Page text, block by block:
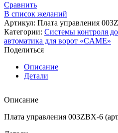
Сравнить
В список желаний
Артикул: Плата управления
Категории: Системы контроля
автоматика для ворот «CAME»
Поделиться
Описание
Детали
Описание
Плата управления 003ZBX-6